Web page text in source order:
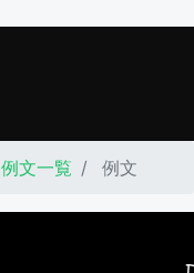
例文一覧 例文